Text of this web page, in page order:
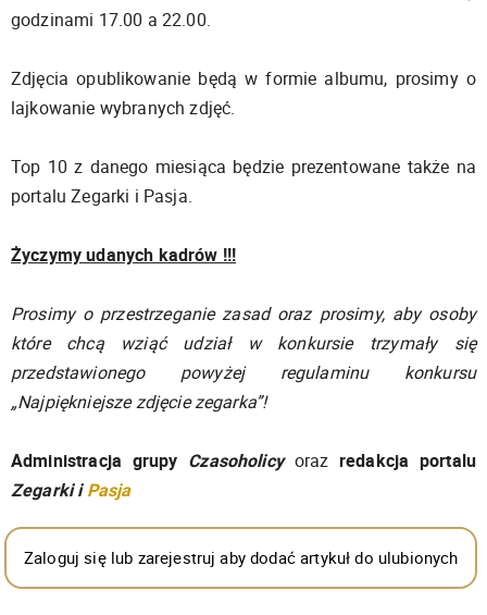
godzinami 17.00 a 22.00.
Zdjęcia opublikowanie będą w formie albumu, prosimy o
lajkowanie wybranych zdjęć.
Top 10 z danego miesiąca będzie prezentowane także na
portalu Zegarki i Pasja.
Życzymy udanych kadrów !!!
Prosimy o przestrzeganie zasad oraz prosimy, aby osoby
które chcą wziąć udział w konkursie trzymały się
przedstawionego powyżej regulaminu konkursu
„Najpiękniejsze zdjęcie zegarka”!
Administracja grupy Czasoholicy oraz redakcja portalu
Zegarki iPasja
Zaloguj się lub zarejestruj aby dodać artykuł do ulubionych